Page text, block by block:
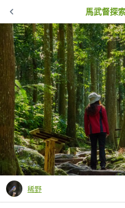
馬武督探
稀野